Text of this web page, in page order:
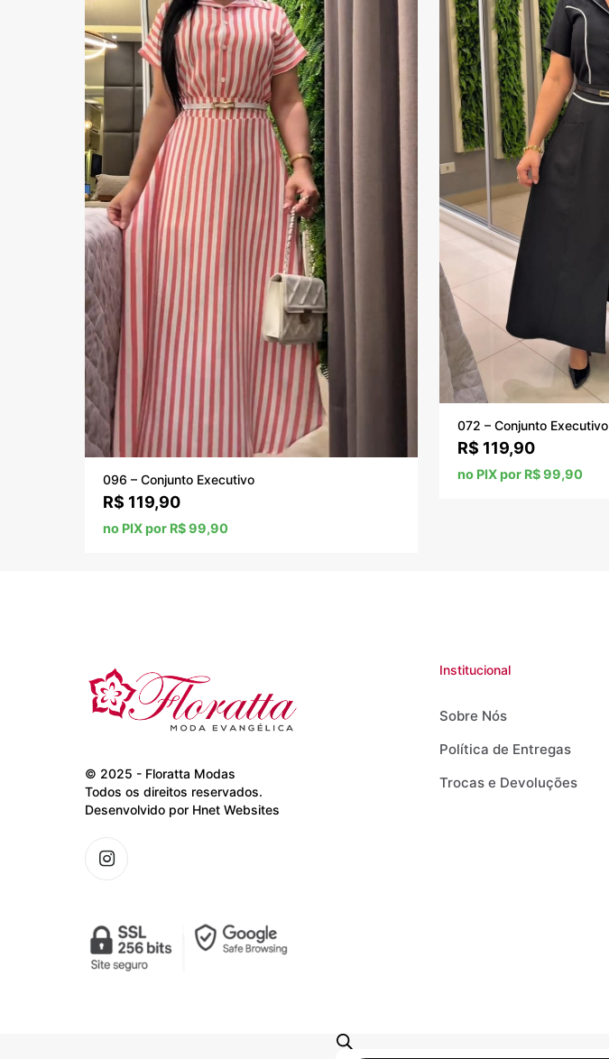
096 – Conjunto Executivo
R$ 119,90
no PIX por R$ 99,90
072 – Conjunto Executivo
R$ 119,90
no PIX por R$ 99,90
© 2025 - Floratta Modas
Todos os direitos reservados.
Desenvolvido por Hnet Websites
Institucional
Sobre Nós
Política de Entregas
Trocas e Devoluções